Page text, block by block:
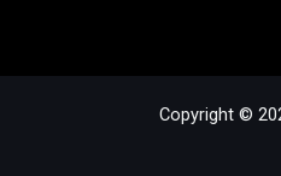
Copyright ©